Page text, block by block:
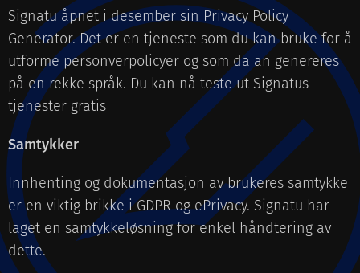
Signatu åpnet i desember sin Privacy Policy
Generator. Det er en tjeneste som du kan bruke for å
utforme personverpolicyer og som da an genereres
på en rekke språk. Du kan nå teste ut Signatus
tjenester gratis
Samtykker
Innhenting og dokumentasjon av brukeres samtykke
er en viktig brikke i GDPR og ePrivacy. Signatu har
laget en samtykkeløsning for enkel håndtering av
dette.